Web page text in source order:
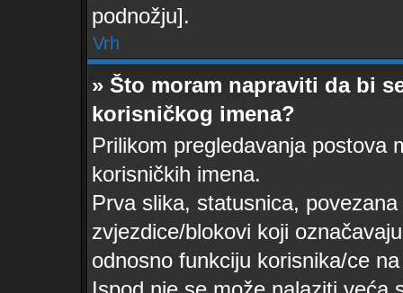
podnožju].
Vrh
» Što moram napraviti da bi
korisničkog imena?
Prilikom pregledavanja postova
korisničkih imena.
Prva slika, statusnica,
zvjezdice/blokovi koji
odnosno funkciju korisnika/ce